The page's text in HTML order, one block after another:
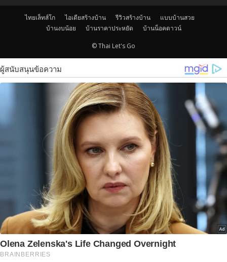
ไทยเล็ทส์โก ไอเดียสร้างบ้าน รีวิวสร้างบ้าน
แบบบ้านสวย
บ้านงบน้อย
บ้านราคาประหยัด บ้านน็อคดาวน์
© Thai Let's Go